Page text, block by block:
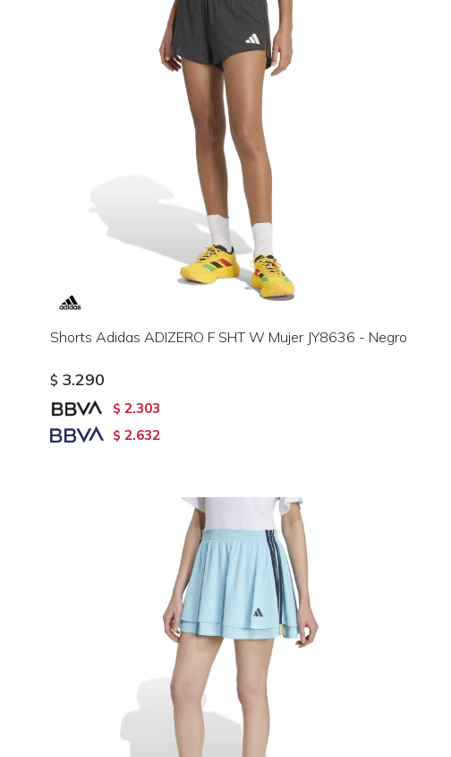
Shorts Adidas ADIZERO F SHT W Mujer JY8636 - Negro
$ 3.290
$ 2.303
$ 2.632